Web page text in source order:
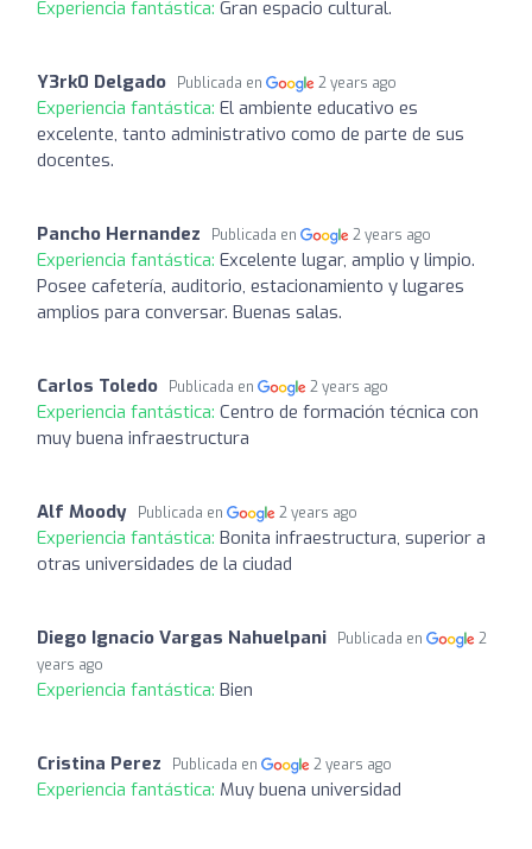
Experiencia fantástica: Gran espacio cultural.
Y3rk0 Delgado Publicada en 2 years ago
Experiencia fantástica: El ambiente educativo es
excelente, tanto administrativo como de parte de sus
docentes.
Pancho Hernandez Publicada en 2 years ago
Experiencia fantástica: Excelente lugar, amplio y limpio.
Posee cafetería, auditorio, estacionamiento y lugares
amplios para conversar. Buenas salas.
Carlos Toledo Publicada en 2 years ago
Experiencia fantástica: Centro de formación técnica con
muy buena infraestructura
Alf Moody Publicada en 2 years ago
Experiencia fantástica: Bonita infraestructura, superior a
otras universidades de la ciudad
Diego Ignacio Vargas Nahuelpani Publicada en
2
years ago
Experiencia fantástica: Bien
Cristina Perez Publicada en 2 years ago
Experiencia fantástica: Muy buena universidad